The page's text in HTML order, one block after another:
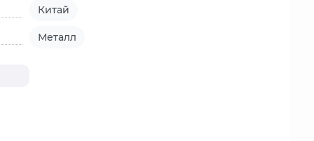
Китай
Металл